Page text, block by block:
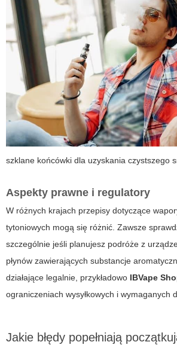
szklane końcówki dla uzyskania czystszego
Aspekty prawne i regulatory
W różnych krajach przepisy dotyczące
tytoniowych mogą się różnić. Zawsze
szczególnie jeśli planujesz podróże z
płynów zawierających substancje
działające legalnie, przykładowo IBVape
ograniczeniach wysyłkowych i wymaganych
Jakie błędy popełniają